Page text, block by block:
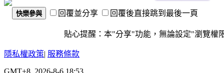
快樂參與 回覆並分享 回覆後直接跳到最後一頁
貼心提醒：本"分享"功能，無論設定"瀏覽權限"為
隱私權政策| 服務條款
GMT+8, 2026-8-6 18:53